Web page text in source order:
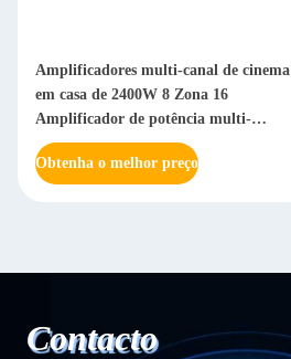
Amplificadores multi-canal de cinema
em casa de 2400W 8 Zona 16
Amplificador de potência multi-
camara de canal
Obtenha o melhor preço
Contacto